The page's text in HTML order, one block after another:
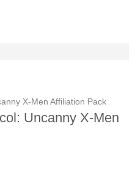
Uncanny X-Men